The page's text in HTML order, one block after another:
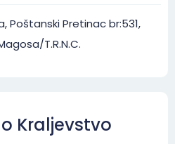
Poštanski Pretinac br:531,
T.R.N.C.
Kraljevstvo